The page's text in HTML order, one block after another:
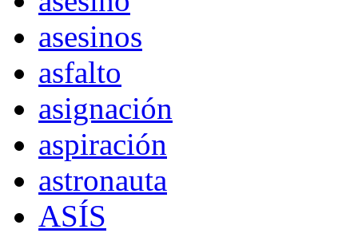
asesinos
asfalto
asignación
aspiración
astronauta
ASÍS